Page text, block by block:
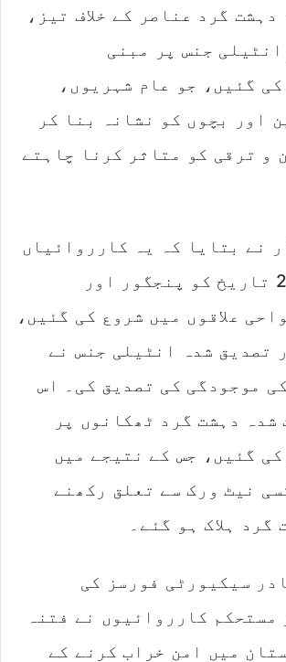
گرد عناصر کے خلاف تیز،
انٹیلی جنس پر مبنی
گئیں، جو عام شہریوں،
اور بچوں کو نشانہ بنا کر
و ترقی کو متاثر کرنا چاہتے
نے بتایا کہ یہ کارروائیاں
پچھلے ماہ 29 تاریخ کو پنجگور اور
علاقوں میں شروع کی گئیں،
تصدیق شدہ انٹیلی جنس نے
موجودگی کی تصدیق کی۔ اس
شدہ دہشت گرد ٹھکانوں پر
گئیں، جس کے نتیجے میں
نیٹ ورک سے تعلق رکھنے
سیکیورٹی فورسز کی
مستحکم کارروائیوں نے فتنہ
میں امن خراب کرنے کے